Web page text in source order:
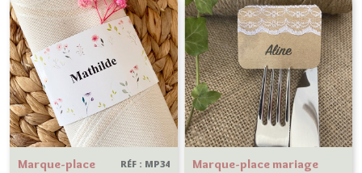
Marque-place
RÉF : MP34
Marque-place mariage